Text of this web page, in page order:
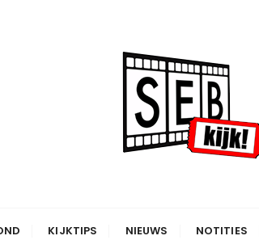
KIJKTIPS NIEUWS NOTITIES